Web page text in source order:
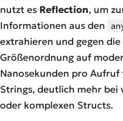
nutzt es Reflection, um
Informationen aus den
extrahieren und gegen
Größenordnung auf
Nanosekunden pro
Strings, deutlich mehr bei
oder komplexen Structs.